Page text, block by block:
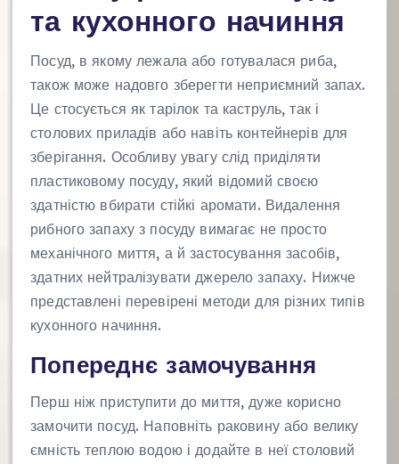
та кухонного начиння
Посуд, в якому лежала або готувалася риба,
також може надовго зберегти неприємний запах.
Це стосується як тарілок та каструль, так і
столових приладів або навіть контейнерів для
зберігання. Особливу увагу слід приділяти
пластиковому посуду, який відомий своєю
здатністю вбирати стійкі аромати. Видалення
рибного запаху з посуду вимагає не просто
механічного миття, а й застосування засобів,
здатних нейтралізувати джерело запаху. Нижче
представлені перевірені методи для різних типів
кухонного начиння.
Попереднє замочування
Перш ніж приступити до миття, дуже корисно
замочити посуд. Наповніть раковину або велику
ємність теплою водою і додайте в неї столовий